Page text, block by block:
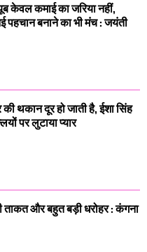
केवल कमाई का जरिया नहीं,
पहचान बनाने का भी मंच : जयंती
थकान दूर हो जाती है, ईशा सिंह
पर लुटाया प्यार
ताकत और बहुत बड़ी धरोहर : कंगना